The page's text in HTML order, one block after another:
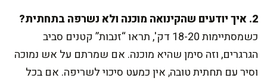
2. איך יודעים שהקינואה מוכנה ולא נשרפה בתחתית?
כשמסתיימות 18-20 דק', תראו “זנבות” קטנים סביב
הגרגרים, וזה סימן שהיא מוכנה. אם שמרתם על אש נמוכה
וסיר עם תחתית טובה, אין כמעט סיכוי לשריפה. אם בכל